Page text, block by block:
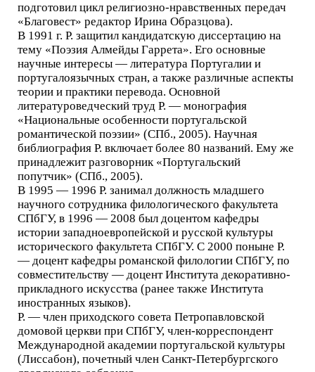
подготовил цикл религиозно-нравственных передач
«Благовест» редактор Ирина Образцова).
В 1991 г. Р. защитил кандидатскую диссертацию на
тему «Поэзия Алмейды Гаррета». Его основные
научные интересы — литература Португалии и
португалоязычных стран, а также различные аспекты
теории и практики перевода. Основной
литературоведческий труд Р. — монография
«Национальные особенности португальской
романтической поэзии» (СПб., 2005). Научная
библиография Р. включает более 80 названий. Ему же
принадлежит разговорник «Португальский
попутчик» (СПб., 2005).
В 1995 — 1996 Р. занимал должность младшего
научного сотрудника филологического факультета
СПбГУ, в 1996 — 2008 был доцентом кафедры
истории западноевропейской и русской культуры
исторического факультета СПбГУ. С 2000 поныне Р.
— доцент кафедры романской филологии СПбГУ, по
совместительству — доцент Института декоративно-
прикладного искусства (ранее также Института
иностранных языков).
Р. — член приходского совета Петропавловской
домовой церкви при СПбГУ, член-корреспондент
Международной академии португальской культуры
(Лиссабон), почетный член Санкт-Петербургского